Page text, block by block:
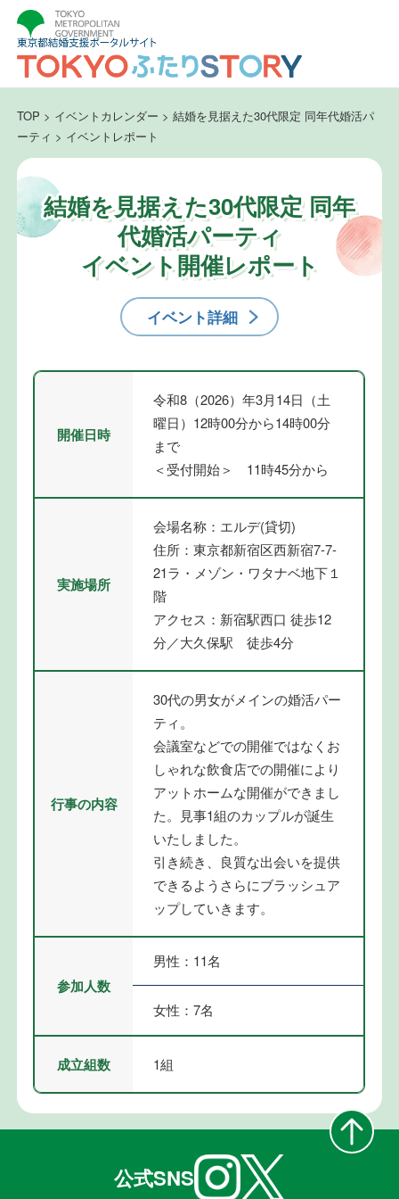
TOP > イベントカレンダー > 結婚を見据えた30代限定 同年代婚活パ
ーティ > イベントレポート
結婚を見据えた30代限定 同年
代婚活パーティ
イベント開催レポート
イベント詳細
開催日時
令和8（2026）年3月14日（土
曜日）12時00分から14時00分
まで
＜受付開始＞ 11時45分から
実施場所
会場名称：エルデ(貸切)
住所：東京都新宿区西新宿7-7-
21ラ・メゾン・ワタナベ地下１
階
アクセス：新宿駅西口 徒歩12
分／大久保駅 徒歩4分
行事の内容
30代の男女がメインの婚活パー
ティ。
会議室などでの開催ではなくお
しゃれな飲食店での開催により
アットホームな開催ができまし
た。見事1組のカップルが誕生
いたしました。
引き続き、良質な出会いを提供
できるようさらにブラッシュア
ップしていきます。
参加人数
男性：11名
女性：7名
成立組数 1組
公式SNS